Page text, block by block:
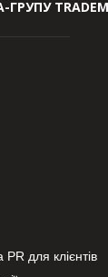
для клієнтів